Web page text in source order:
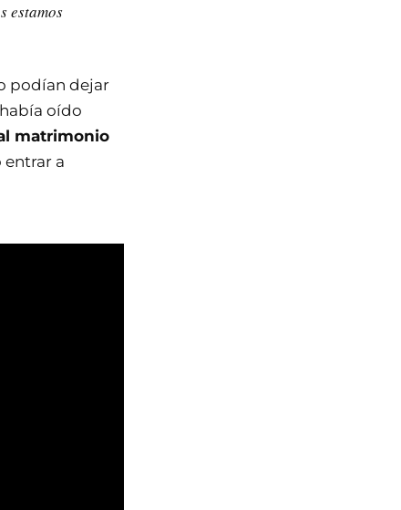
estamos
podían dejar
oído
matrimonio
entrar a